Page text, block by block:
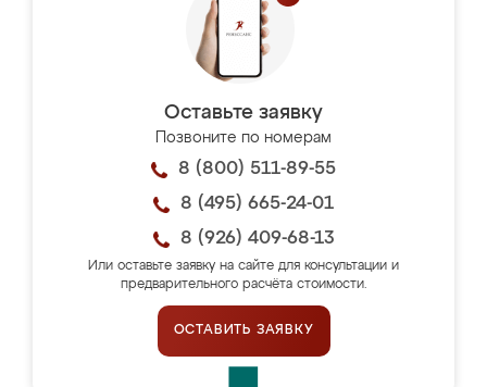
Оставьте заявку
Позвоните по номерам
8 (800) 511-89-55
8 (495) 665-24-01
8 (926) 409-68-13
Или оставьте заявку на сайте для консультации и
предварительного расчёта стоимости.
ОСТАВИТЬ ЗАЯВКУ